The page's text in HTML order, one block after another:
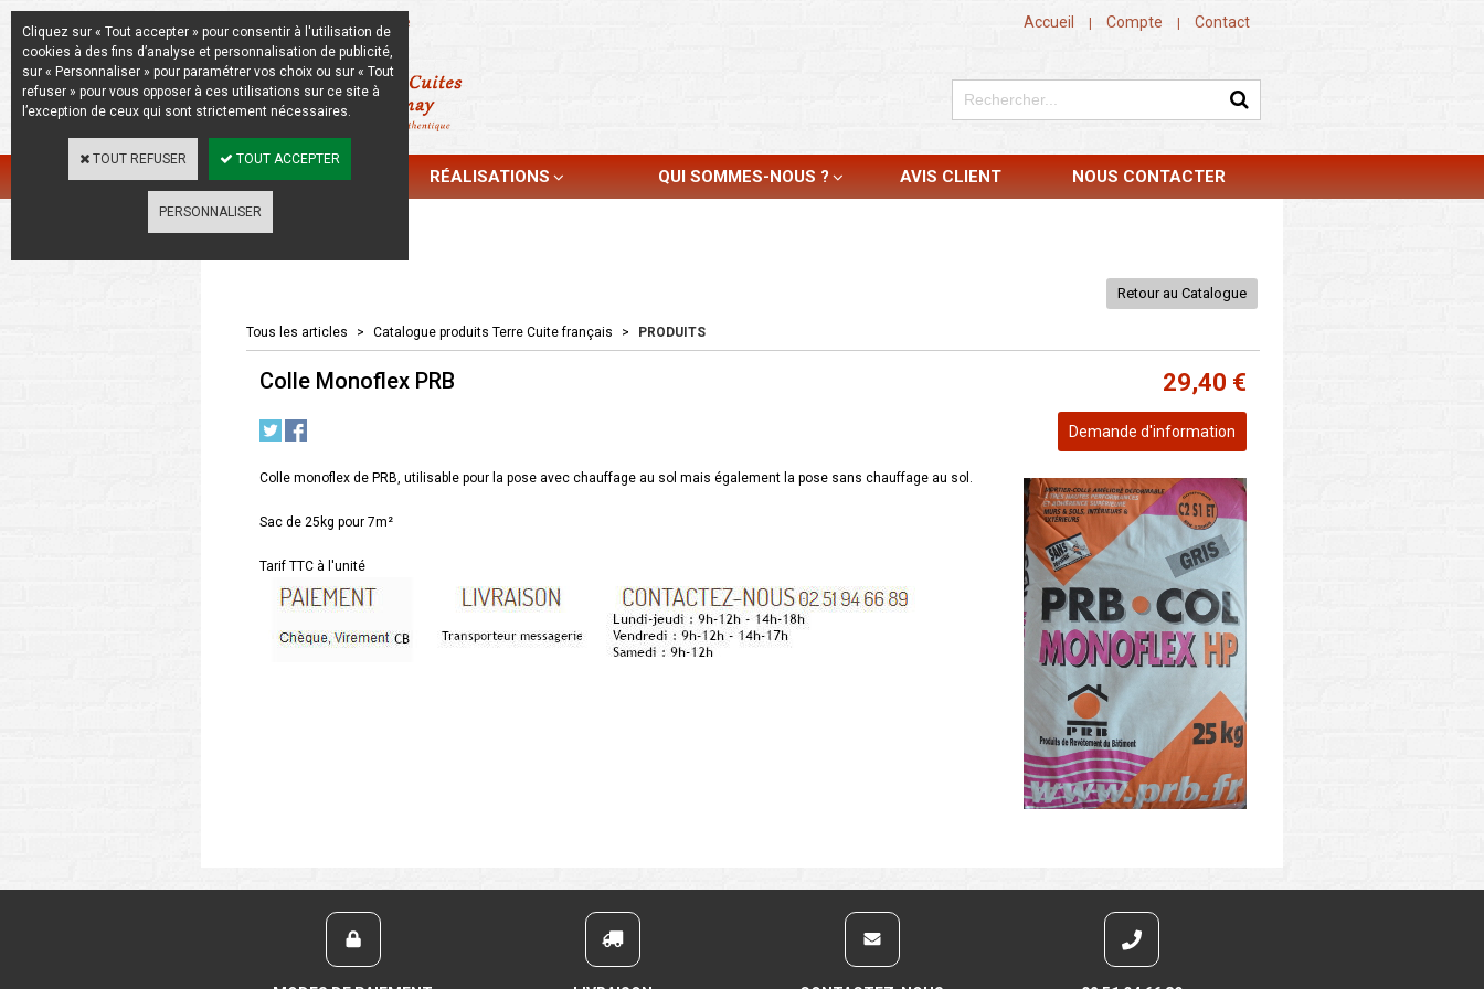
La Beauté de l'Authentique Accueil | Compte | Contact
CATALOGUE RÉALISATIONS QUI SOMMES-NOUS ? AVIS CLIENT NOUS CONTACTER
Catalogue
Retour au Catalogue
Tous les articles > Catalogue produits Terre Cuite français > PRODUITS
Colle Monoflex PRB 29,40 €
Demande d'information
Colle monoflex de PRB, utilisable pour la pose avec chauffage au sol mais également la pose sans chauffage au sol.
Sac de 25kg pour 7m²
Tarif TTC à l'unité
Cliquez sur « Tout accepter » pour consentir à l'utilisation de
cookies à des fins d’analyse et personnalisation de publicité,
sur « Personnaliser » pour paramétrer vos choix ou sur « Tout
refuser » pour vous opposer à ces utilisations sur ce site à
l’exception de ceux qui sont strictement nécessaires.
TOUT REFUSER TOUT ACCEPTER
PERSONNALISER